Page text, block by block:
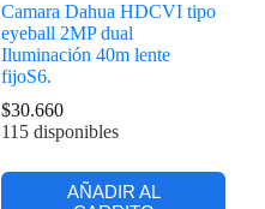
Camara Dahua HDCVI tipo
eyeball 2MP dual
Iluminación 40m lente
fijoS6.
$30.660
115 disponibles
AÑADIR AL